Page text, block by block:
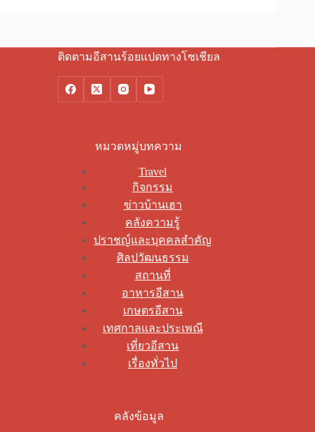
ติดตามอีสานร้อยแปดทางโซเชียล
หมวดหมู่บทความ
Travel
กิจกรรม
ข่าวบ้านเฮา
คลังความรู้
ปราชญ์และบุคคลสำคัญ
ศิลปวัฒนธรรม
สถานที่
อาหารอีสาน
เกษตรอีสาน
เทศกาลและประเพณี
เที่ยวอีสาน
เรื่องทั่วไป
คลังข้อมูล